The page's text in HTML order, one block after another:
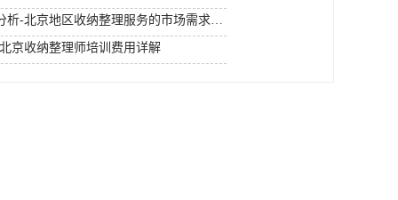
北京收纳整理师市场需求分析-北京地区收纳整理服务的市场需求趋势
京收纳整理师培训费用详解